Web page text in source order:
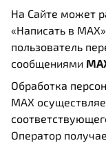
На Сайте может
«Написать в
пользователь
сообщениями
Обработка
MAX
Оператор